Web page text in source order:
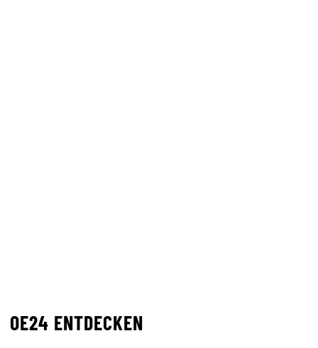
OE24 ENTDECKEN